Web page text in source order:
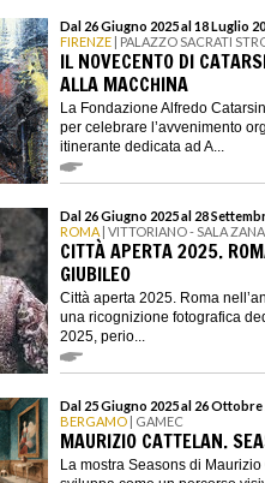
Dal 26 Giugno 2025 al 18 Luglio
FIRENZE | PALAZZO SACRATI
IL NOVECENTO DI
ALLA MACCHINA
La Fondazione Alfredo
per celebrare l’avvenimento
itinerante dedicata ad A...
Dal 26 Giugno 2025 al 28
ROMA | VITTORIANO - SALA
CITTÀ APERTA 2025.
GIUBILEO
Città aperta 2025. Roma
una ricognizione fotografica
2025, perio...
Dal 25 Giugno 2025 al 26 Ottobre
BERGAMO | GAMEC
MAURIZIO CATTELAN.
La mostra Seasons di